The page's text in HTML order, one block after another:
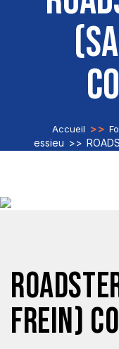
Accueil >>
essieu >>
FREIN)